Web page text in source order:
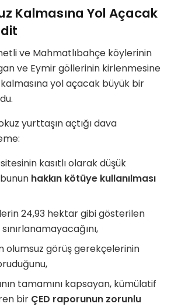
Kalmasına Yol Açacak
ve Mahmatlıbahçe köylerinin
ve Eymir göllerinin kirlenmesine
yol açacak büyük bir
yurttaşın açtığı dava
kasıtlı olarak düşük
hakkın kötüye kullanılması
24,93 hektar gibi gösterilen
olumsuz görüş gerekçelerinin
tamamını kapsayan, kümülatif
bir ÇED raporunun zorunlu